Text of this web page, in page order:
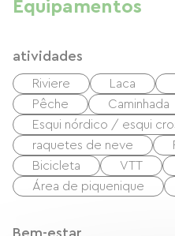
garagem privativa e
estão disponíveis no
Equipamentos
atividades
Riviere Laca
Pêche
Caminhada
Esqui nórdico / esqui
raquetes de neve
Bicicleta
VTT
Área de piquenique
Bem-estar